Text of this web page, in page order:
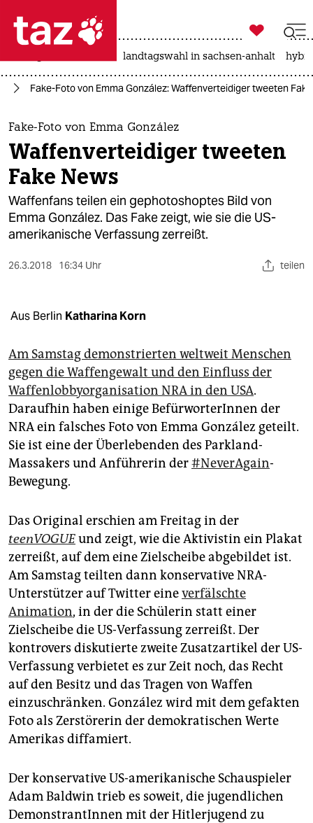
 taz zahl ich
taz zahl ich
themen
politik
öko
gesellschaft
berlin
nord
wahrheit
verlag
verlag
veranstaltungen
fragen & hilfe
unterstützen
abo
epaper login

taz zahl ich
landtagswahl in sachsen-anhalt
Fake-Foto von Emma González: Waffenverteidiger tweeten
Fake-Foto von Emma González
Waffenverteidiger tweeten
Fake News
Waffenfans teilen ein gephotoshoptes Bild von
Emma González. Das Fake zeigt, wie sie die US-
amerikanische Verfassung zerreißt.
26.3.2018 16:34 Uhr teilen
Aus Berlin Katharina Korn
Am Samstag demonstrierten weltweit Menschen
gegen die Waffengewalt und den Einfluss der
Waffenlobbyorganisation NRA in den USA.
Daraufhin haben einige BefürworterInnen der
NRA ein falsches Foto von Emma González geteilt.
Sie ist eine der Überlebenden des Parkland-
Massakers und Anführerin der#NeverAgain-
Bewegung.
Das Original erschien am Freitag in der
teenVOGUEund zeigt, wie die Aktivistin ein Plakat
zerreißt, auf dem eine Zielscheibe abgebildet ist.
Am Samstag teilten dann konservative NRA-
Unterstützer auf Twitter eineverfälschte
Animation, in der die Schülerin statt einer
Zielscheibe die US-Verfassung zerreißt. Der
kontrovers diskutierte zweite Zusatzartikel der US-
Verfassung verbietet es zur Zeit noch, das Recht
auf den Besitz und das Tragen von Waffen
einzuschränken. González wird mit dem gefakten
Foto als Zerstörerin der demokratischen Werte
Amerikas diffamiert.
Der konservative US-amerikanische Schauspieler
Adam Baldwin trieb es soweit, die jugendlichen
DemonstrantInnen mit der Hitlerjugend zu